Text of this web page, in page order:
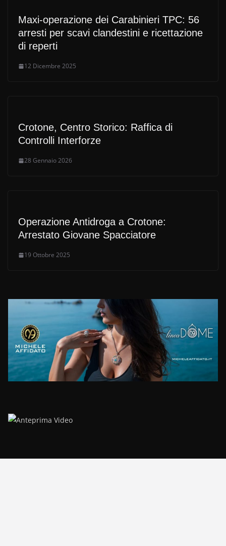
Maxi-operazione dei Carabinieri TPC: 56
arresti per scavi clandestini e ricettazione
di reperti
12 Dicembre 2025
Crotone, Centro Storico: Raffica di
Controlli Interforze
28 Gennaio 2026
Operazione Antidroga a Crotone:
Arrestato Giovane Spacciatore
19 Ottobre 2025